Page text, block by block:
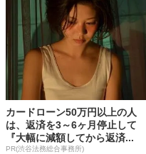
カードローン50万円以上の人
は、返済を3～6ヶ月停止して
『大幅に減額してから返済...
PR(渋谷法務総合事務所)